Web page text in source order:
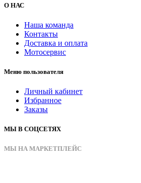
О НАС
Наша команда
Контакты
Доставка и оплата
Мотосервис
Меню пользователя
Личный кабинет
Избранное
Заказы
МЫ В СОЦСЕТЯХ
МЫ НА МАРКЕТПЛЕЙС